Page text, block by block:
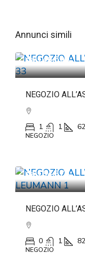
Annunci simili
da€46.500
NEGOZIO
1 1 62
NEGOZIO
da€84.375
NEGOZIO
0 1 82
NEGOZIO